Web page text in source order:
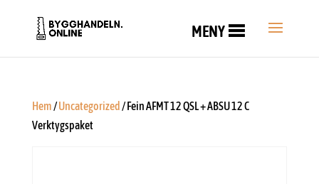
MENY
Hem/Uncategorized / Fein AFMT 12 QSL + ABSU 12 C
Verktygspaket